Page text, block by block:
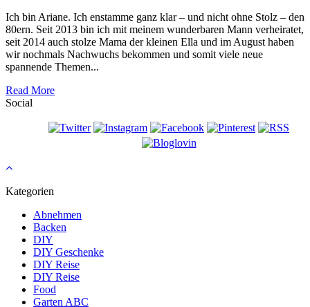
Ich bin Ariane. Ich enstamme ganz klar – und nicht ohne Stolz – den
80ern. Seit 2013 bin ich mit meinem wunderbaren Mann verheiratet,
seit 2014 auch stolze Mama der kleinen Ella und im August haben
wir nochmals Nachwuchs bekommen und somit viele neue
spannende Themen...
Read More
Social
Kategorien
Abnehmen
Backen
DIY
DIY Geschenke
DIY Reise
DIY Reise
Food
Garten ABC